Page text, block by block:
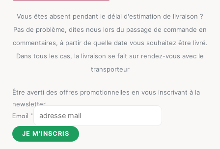
Vous êtes absent pendant le délai d'estimation de livraison ?
Pas de problème, dites nous lors du passage de commande en
commentaires, à partir de quelle date vous souhaitez être livré.
Dans tous les cas, la livraison se fait sur rendez-vous avec le
transporteur
Être averti des offres promotionnelles en vous inscrivant à la
newsletter
Email *
JE M'INSCRIS